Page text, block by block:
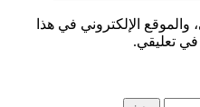
الإلكتروني في هذا
في تعليقي.